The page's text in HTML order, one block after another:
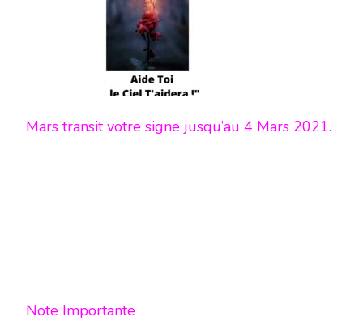
DANS
VOTRE
SIGNE
4
MARS
2021
Mars transit votre signe jusqu’au 4 Mars 2021.
Note Importante